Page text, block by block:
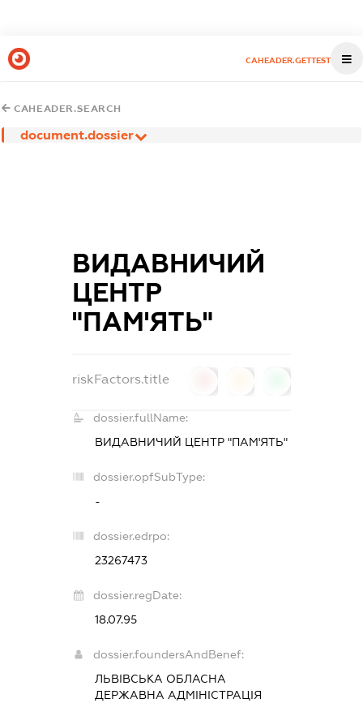
CAHEADER.GETTEST
CAHEADER.SEARCH
document.dossier
ВИДАВНИЧИЙ
ЦЕНТР
"ПАМ'ЯТЬ"
riskFactors.title
dossier.fullName:
ВИДАВНИЧИЙ ЦЕНТР "ПАМ'ЯТЬ"
dossier.opfSubType:
-
dossier.edrpo:
23267473
dossier.regDate:
18.07.95
dossier.foundersAndBenef:
ЛЬВІВСЬКА ОБЛАСНА
ДЕРЖАВНА АДМІНІСТРАЦІЯ